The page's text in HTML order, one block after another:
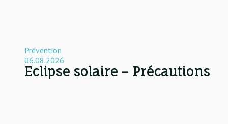
Prévention
06.08.2026
Eclipse solaire – Précautions